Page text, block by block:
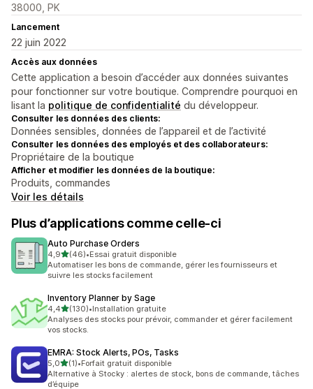
38000, PK
Lancement
22 juin 2022
Accès aux données
Cette application a besoin d’accéder aux données suivantes
pour fonctionner sur votre boutique. Comprendre pourquoi en
lisant la politique de confidentialité du développeur.
Consulter les données des clients:
Données sensibles, données de l’appareil et de l’activité
Consulter les données des employés et des collaborateurs:
Propriétaire de la boutique
Afficher et modifier les données de la boutique:
Produits, commandes
Voir les détails
Plus d’applications comme celle-ci
Auto Purchase Orders
4,9étoile(s) sur 5
(46)
46 avis au total
•Essai gratuit disponible
Automatiser les bons de commande, gérer les fournisseurs et
suivre les stocks facilement
Inventory Planner by Sage
4,4étoile(s) sur 5
(130)
130 avis au total
•Installation gratuite
Analyses des stocks pour prévoir, commander et gérer facilement
vos stocks.
EMRA: Stock Alerts, POs, Tasks
5,0étoile(s) sur 5
(1)
1 avis au total
•Forfait gratuit disponible
Alternative à Stocky : alertes de stock, bons de commande, tâches
d’équipe